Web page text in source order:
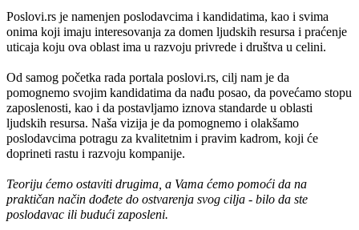
Poslovi.rs je namenjen poslodavcima i kandidatima, kao i svima
onima koji imaju interesovanja za domen ljudskih resursa i praćenje
uticaja koju ova oblast ima u razvoju privrede i društva u celini.
Od samog početka rada portala poslovi.rs, cilj nam je da
pomognemo svojim kandidatima da nađu posao, da povećamo stopu
zaposlenosti, kao i da postavljamo iznova standarde u oblasti
ljudskih resursa. Naša vizija je da pomognemo i olakšamo
poslodavcima potragu za kvalitetnim i pravim kadrom, koji će
doprineti rastu i razvoju kompanije.
Teoriju ćemo ostaviti drugima, a Vama ćemo pomoći da na
praktičan način dođete do ostvarenja svog cilja - bilo da ste
poslodavac ili budući zaposleni.